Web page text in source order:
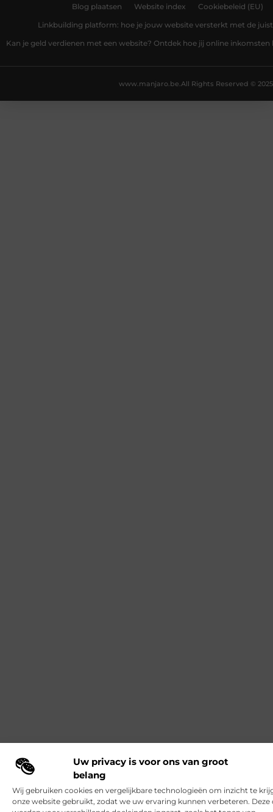
Uw privacy is voor ons van groot
belang
Wij gebruiken cookies en vergelijkbare technologieën om inzicht te
onze website gebruikt, zodat we uw ervaring kunnen verbeteren. Deze
Blog plaatsen Website index Cookiebeleid (EU)
Linkbuilding platform: hoe je jouw website versterkt met de
Kan je geld verdienen met een website? Ontdek hoe jij online
All Rights Reserved © 2025
www.manjaro.be.